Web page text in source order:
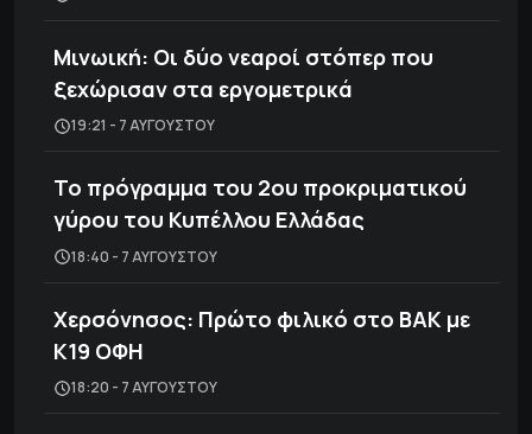
Μινωική: Οι δύο νεαροί στόπερ που
ξεχώρισαν στα εργομετρικά
19:21 - 7 ΑΥΓΟΎΣΤΟΥ
Το πρόγραμμα του 2ου προκριματικού
γύρου του Κυπέλλου Ελλάδας
18:40 - 7 ΑΥΓΟΎΣΤΟΥ
Χερσόνησος: Πρώτο φιλικό στο ΒΑΚ με
Κ19 ΟΦΗ
18:20 - 7 ΑΥΓΟΎΣΤΟΥ